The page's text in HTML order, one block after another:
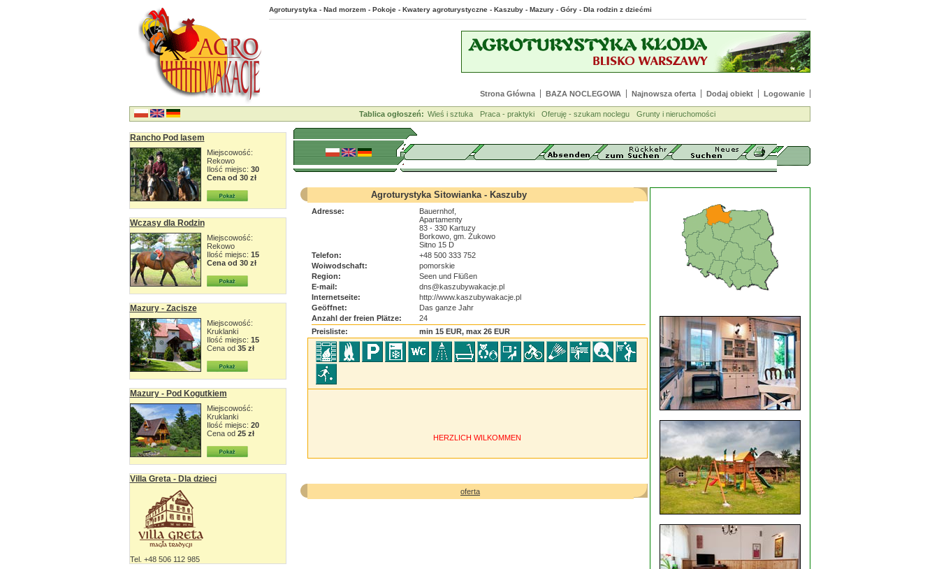
Agroturystyka - Nad morzem - Pokoje - Kwatery agroturystyczne - Kaszuby - Mazury - Góry - Dla rodzin z dziećmi
Strona Główna BAZA NOCLEGOWA Najnowsza oferta Dodaj obiekt Logowanie
Tablica ogłoszeń: Wieś i sztuka Praca - praktyki Oferuję - szukam noclegu Grunty i nieruchomości
Rancho Pod lasem
Miejscowość:
Rekowo
Ilość miejsc: 30
Cena od 30 zł
Wczasy dla Rodzin
Miejscowość:
Rekowo
Ilość miejsc: 15
Cena od 30 zł
Mazury - Zacisze
Miejscowość:
Kruklanki
Ilość miejsc: 15
Cena od 35 zł
Mazury - Pod Kogutkiem
Miejscowość:
Kruklanki
Ilość miejsc: 20
Cena od 25 zł
Villa Greta - Dla dzieci
Tel. +48 506 112 985
Agroturystyka Sitowianka - Kaszuby
Adresse:
Bauernhof,
Apartamenty
83 - 330 Kartuzy
Borkowo, gm. Żukowo
Sitno 15 D
Telefon:
+48 500 333 752
Woiwodschaft:
pomorskie
Region:
Seen und Flüßen
E-mail:
dns@kaszubywakacje.pl
Internetseite:
http://www.kaszubywakacje.pl
Geöffnet:
Das ganze Jahr
Anzahl der freien Plätze:
24
Preisliste:
min 15 EUR, max 26 EUR
HERZLICH WILKOMMEN
oferta